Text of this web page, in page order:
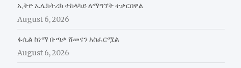
ኢትዮ ኤሌክትሪክ ተከላካይ ለማግኘት ተቃርበዋል
August 6, 2026
ፋሲል ከነማ ቡጣቃ ሸመናን አስፈርሟል
August 6, 2026